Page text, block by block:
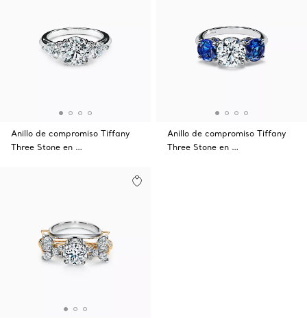
Anillo de compromiso Tiffany
Three Stone en …
Anillo de compromiso Tiffany
Three Stone en …